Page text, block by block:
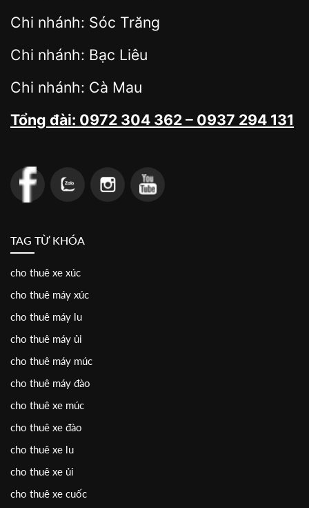
Chi nhánh: Sóc Trăng
Chi nhánh: Bạc Liêu
Chi nhánh: Cà Mau
Tổng đài: 0972 304 362 – 0937 294 131
TAG TỪ KHÓA
cho thuê xe xúc
cho thuê máy xúc
cho thuê máy lu
cho thuê máy ủi
cho thuê máy múc
cho thuê máy đào
cho thuê xe múc
cho thuê xe đào
cho thuê xe lu
cho thuê xe ủi
cho thuê xe cuốc